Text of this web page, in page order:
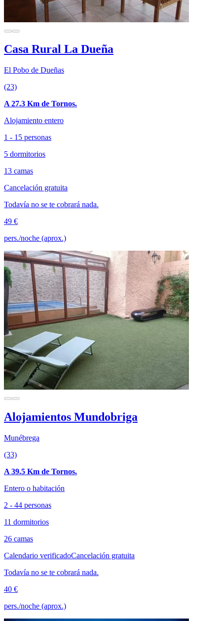
Casa Rural La Dueña
El Pobo de Dueñas
(23)
A 27.3 Km de Tornos.
Alojamiento entero
1 - 15 personas
5 dormitorios
13 camas
Cancelación gratuita
Todavía no se te cobrará nada.
49 €
pers./noche (aprox.)
Alojamientos Mundobriga
Munébrega
(33)
A 39.5 Km de Tornos.
Entero o habitación
2 - 44 personas
11 dormitorios
26 camas
Calendario verificadoCancelación gratuita
Todavía no se te cobrará nada.
40 €
pers./noche (aprox.)